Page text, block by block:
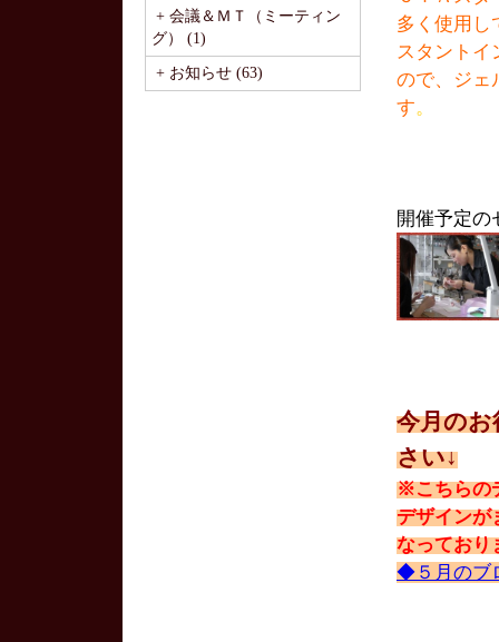
+ 会議＆ＭＴ（ミーティン
グ） (1)
+ お知らせ (63)
多く使用し
スタントイ
ので、ジェ
す。
開催予定の
今月の
さい↓
※こちらの
デザインが
なっており
◆５月のブ